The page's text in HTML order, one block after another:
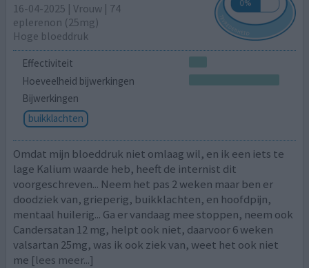
16-04-2025 | Vrouw | 74
eplerenon (25mg)
Hoge bloeddruk
Effectiviteit
Hoeveelheid bijwerkingen
Bijwerkingen
buikklachten
Omdat mijn bloeddruk niet omlaag wil, en ik een iets te
lage Kalium waarde heb, heeft de internist dit
voorgeschreven... Neem het pas 2 weken maar ben er
doodziek van, grieperig, buikklachten, en hoofdpijn,
mentaal huilerig... Ga er vandaag mee stoppen, neem ook
Candersatan 12 mg, helpt ook niet, daarvoor 6 weken
valsartan 25mg, was ik ook ziek van, weet het ook niet
me [lees meer...]